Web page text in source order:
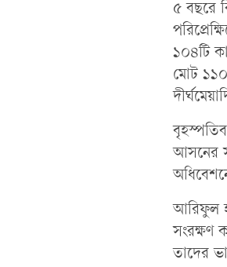
৫ বছরে
১০৪টি
মোট
আসনের
আরিফুল
সংরক্ষণ
তাদের